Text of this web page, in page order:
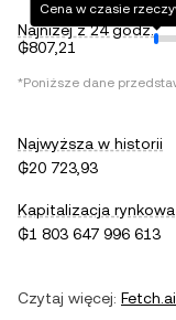
Najniżej z 24 godz.
₲807,21
Cena w czasie
*Poniższe dane
Najwyższa w historii
₲20 723,93
Kapitalizacja rynkowa
₲1 803 647 996 613
Czytaj więcej: Fetch.ai